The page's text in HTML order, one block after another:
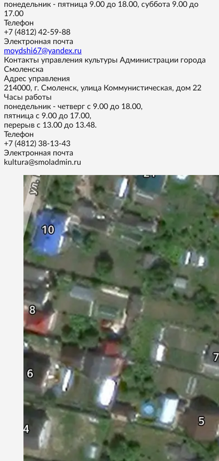
понедельник - пятница 9.00 до 18.00, суббота 9.00 до
17.00
Телефон
+7 (4812) 42-59-88
Электронная почта
moydshi67@yandex.ru
Контакты управления культуры Администрации города
Смоленска
Адрес управления
214000, г. Смоленск, улица Коммунистическая, дом 22
Часы работы
понедельник - четверг с 9.00 до 18.00,
пятница с 9.00 до 17.00,
перерыв с 13.00 до 13.48.
Телефон
+7 (4812) 38-13-43
Электронная почта
kultura@smoladmin.ru